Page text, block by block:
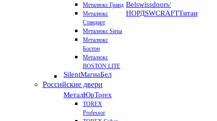
Металюкс Гранд
Металюкс
Стандарт
Металюкс Siena
Металюкс
Бостон
Металюкс
BOSTON LITE
SilentМагнаБел
Belswissdoors/
НОРДSWCRAFTТитан
Российские двери
МеталЮрTorex
TOREX
Professor